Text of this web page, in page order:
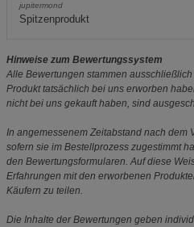
jupitermond
Spitzenprodukt
Hinweise zum Bewertungssystem
Alle Bewertungen stammen
Produkt tatsächlich bei uns erworben
nicht bei uns gekauft haben, sind
In angemessenem Zeitabstand nach dem
sofern sie im Bestellprozess zugestimmt
den Bewertungsformularen. Auf diese
Erfahrungen mit den erworbenen
Käufern zu teilen.
Die Inhalte der Bewertungen geben